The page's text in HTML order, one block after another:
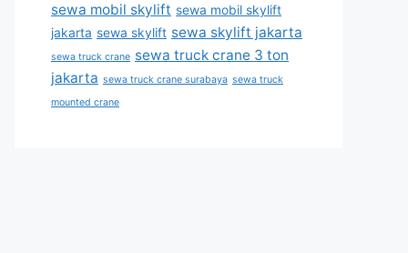
sewa mobil skylift sewa mobil skylift
jakarta sewa skylift sewa skylift jakarta
sewa truck crane sewa truck crane 3 ton
jakarta sewa truck crane surabaya sewa truck
mounted crane